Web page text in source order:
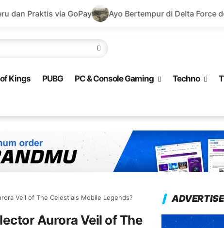
Ayo Bertempur di Delta Force dengan Senjata
Kings PUBG PC & Console Gaming Techno
Veil of The Celestials Mobile Legends?
Aurora Veil of The